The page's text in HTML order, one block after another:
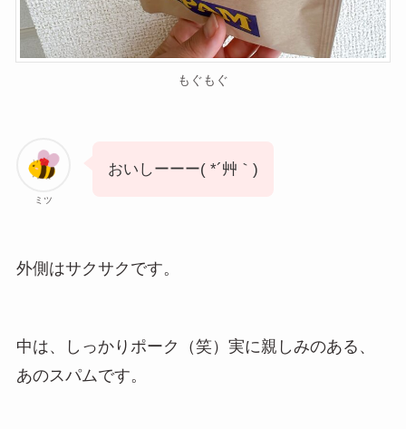
もぐもぐ
ミツ
おいしーーー( *´艸｀)
外側はサクサクです。
中は、しっかりポーク（笑）実に親しみのある、
あのスパムです。